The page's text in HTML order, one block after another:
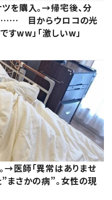
を購入。→帰宅後、分
…… 目からウロコの光
すww」「激しいw」
→医師「異常はありませ
まさかの病”。女性の現